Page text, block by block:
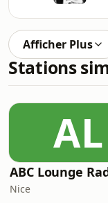
Afficher Plus
Stations
AL
ABC Lounge
Nice